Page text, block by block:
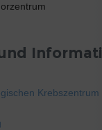
Krebszentrum